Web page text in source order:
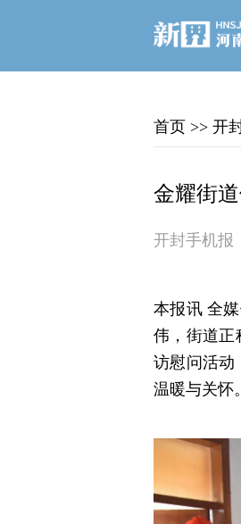
首页 >> 开
金耀街
开封手机报
本报讯 全
伟，街道正
访慰问活动
温暖与关怀。